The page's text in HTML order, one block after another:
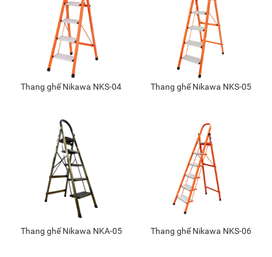
Thang ghế Nikawa NKS-04 Thang ghế Nikawa NKS-05
Thang ghế Nikawa NKA-05 Thang ghế Nikawa NKS-06